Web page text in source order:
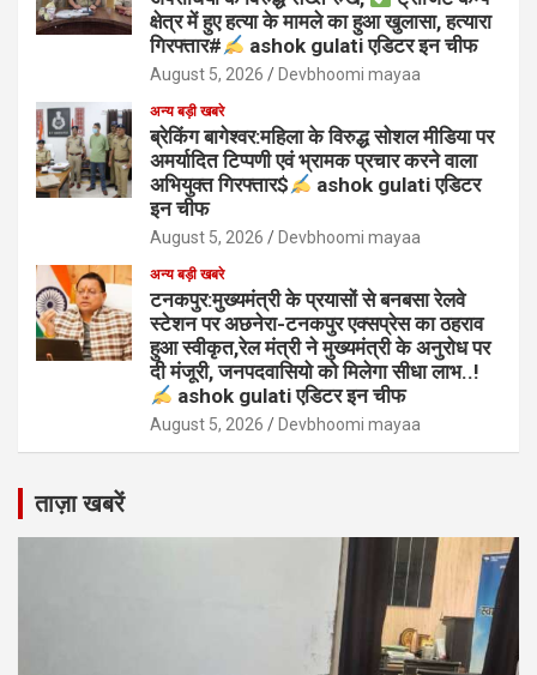
क्षेत्र में हुए हत्या के मामले का हुआ खुलासा, हत्यारा
गिरफ्तार#
ashok gulati एडिटर इन चीफ
August 5, 2026 Devbhoomi mayaa
अन्य बड़ी खबरे
ब्रेकिंग बागेश्वर:महिला के विरुद्ध सोशल मीडिया पर
अमर्यादित टिप्पणी एवं भ्रामक प्रचार करने वाला
अभियुक्त गिरफ्तार$
ashok gulati एडिटर
इन चीफ
August 5, 2026 Devbhoomi mayaa
अन्य बड़ी खबरे
टनकपुर:मुख्यमंत्री के प्रयासों से बनबसा रेलवे
स्टेशन पर अछनेरा-टनकपुर एक्सप्रेस का ठहराव
हुआ स्वीकृत,रेल मंत्री ने मुख्यमंत्री के अनुरोध पर
दी मंजूरी, जनपदवासियो को मिलेगा सीधा लाभ..!
ashok gulati एडिटर इन चीफ
August 5, 2026 Devbhoomi mayaa
ताज़ा खबरें